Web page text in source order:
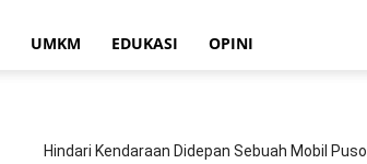
UMKM EDUKASI OPINI
Hindari Kendaraan Didepan Sebuah Mobil Puso